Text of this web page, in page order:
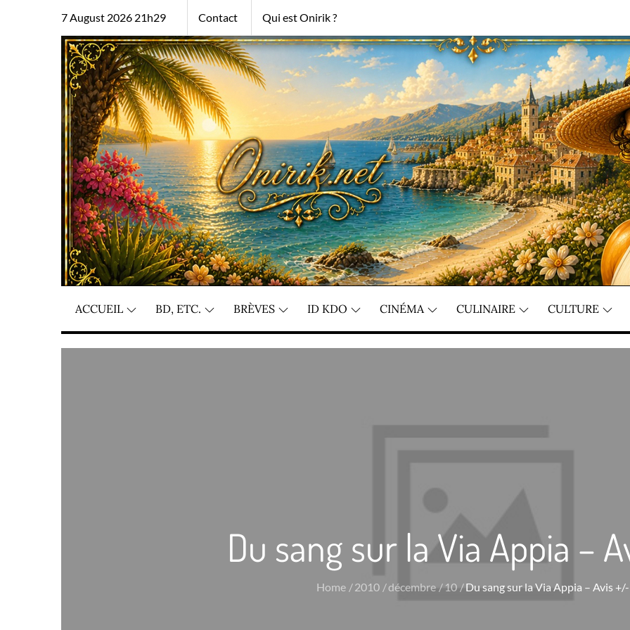
7 August 2026 21h29 Contact Qui est Onirik ?
ACCUEIL BD, ETC. BRÈVES ID KDO CINÉMA CULINAIRE CULTURE
Du sang sur la Via Appia –
Home 2010 décembre 10 Du sang sur la Via Appia – Avis +/-